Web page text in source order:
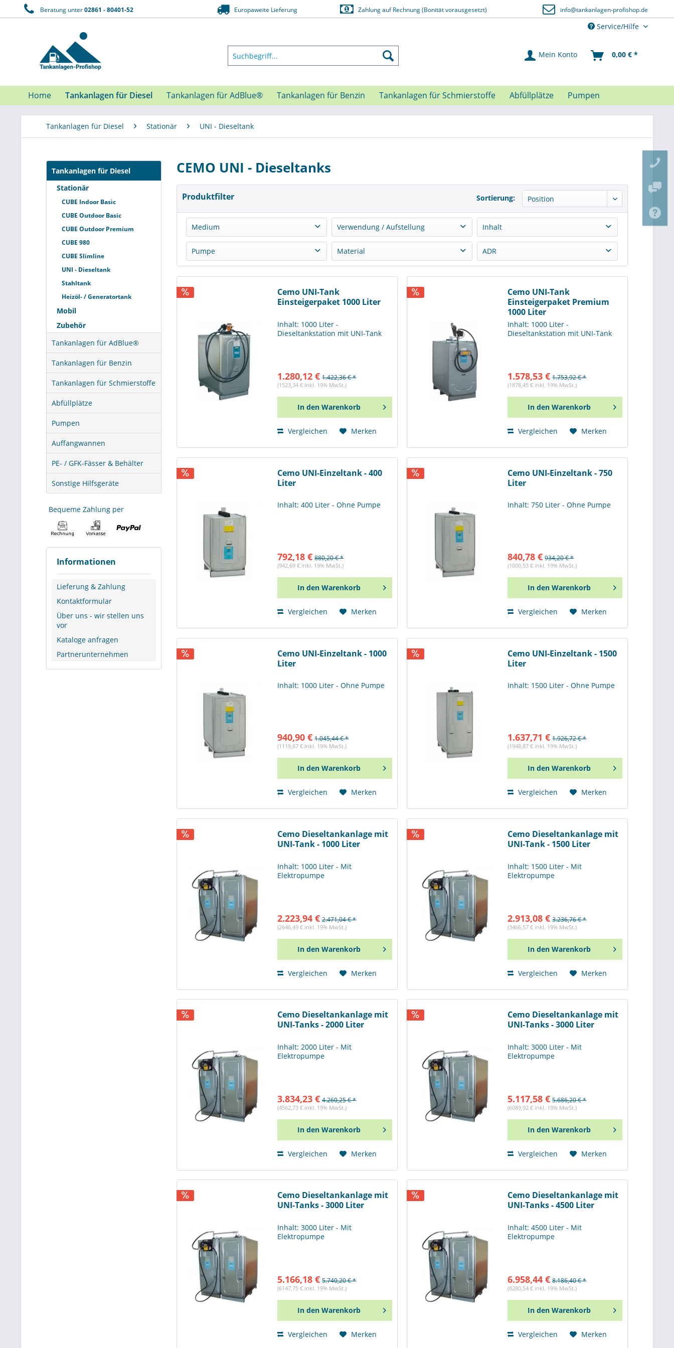
Beratung unter02861 - 80401-52 Europaweite Lieferung Zahlung auf Rechnung (Bonität vorausgesetzt) info@tankanlagen-profishop.de
Service/Hilfe
Mein Konto 0,00 € *
Home Tankanlagen für Diesel Tankanlagen für AdBlue® Tankanlagen für Benzin Tankanlagen für Schmierstoffe Abfüllplätze Pumpen
Tankanlagen für Diesel Stationär UNI - Dieseltank
Tankanlagen für Diesel
Stationär
CUBE Indoor Basic
CUBE Outdoor Basic
CUBE Outdoor Premium
CUBE 980
CUBE Slimline
UNI - Dieseltank
Stahltank
Heizöl- / Generatortank
Mobil
Zubehör
Tankanlagen für AdBlue®
Tankanlagen für Benzin
Tankanlagen für Schmierstoffe
Abfüllplätze
Pumpen
Auffangwannen
PE- / GFK-Fässer & Behälter
Sonstige Hilfsgeräte
Bequeme Zahlung per
Informationen
Lieferung & Zahlung
Kontaktformular
Über uns - wir stellen uns
vor
Kataloge anfragen
Partnerunternehmen
CEMO UNI - Dieseltanks
Produktfilter Sortierung:
Medium
Diesel
Schmierstoffe(4)
Verwendung / Aufstellung
Indoor / Innen
Outdoor / Außen(4)
Inhalt
750 Liter(1)
1000 Liter(4)
1500 Liter ( 2)
2000 Liter(1)
3000 Liter(2)
4500 Liter (1)
Pumpe
ohne Pumpe(4)
Material
Stahl(8)
ADR
OHNE ADR Zulassung(12)
Cemo UNI-Tank
Einsteigerpaket 1000 Liter
Inhalt: 1000 Liter -
Dieseltankstation mit UNI-Tank
1.280,12 € 1.422,36 € *
(1523,34 € inkl. 19% MwSt.)
In den Warenkorb
Vergleichen Merken
Cemo UNI-Tank
Einsteigerpaket Premium
1000 Liter
Inhalt: 1000 Liter -
Dieseltankstation mit UNI-Tank
1.578,53 € 1.753,92 € *
(1878,45 € inkl. 19% MwSt.)
In den Warenkorb
Vergleichen Merken
Cemo UNI-Einzeltank - 400
Liter
Inhalt: 400 Liter - Ohne Pumpe
792,18 € 880,20 € *
(942,69 € inkl. 19% MwSt.)
In den Warenkorb
Vergleichen Merken
Cemo UNI-Einzeltank - 750
Liter
Inhalt: 750 Liter - Ohne Pumpe
840,78 € 934,20 € *
(1000,53 € inkl. 19% MwSt.)
In den Warenkorb
Vergleichen Merken
Cemo UNI-Einzeltank - 1000
Liter
Inhalt: 1000 Liter - Ohne Pumpe
940,90 € 1.045,44 € *
(1119,67 € inkl. 19% MwSt.)
In den Warenkorb
Vergleichen Merken
Cemo UNI-Einzeltank - 1500
Liter
Inhalt: 1500 Liter - Ohne Pumpe
1.637,71 € 1.926,72 € *
(1948,87 € inkl. 19% MwSt.)
In den Warenkorb
Vergleichen Merken
Cemo Dieseltankanlage mit
UNI-Tank - 1000 Liter
Inhalt: 1000 Liter - Mit
Elektropumpe
2.223,94 € 2.471,04 € *
(2646,49 € inkl. 19% MwSt.)
In den Warenkorb
Vergleichen Merken
Cemo Dieseltankanlage mit
UNI-Tank - 1500 Liter
Inhalt: 1500 Liter - Mit
Elektropumpe
2.913,08 € 3.236,76 € *
(3466,57 € inkl. 19% MwSt.)
In den Warenkorb
Vergleichen Merken
Cemo Dieseltankanlage mit
UNI-Tanks - 2000 Liter
Inhalt: 2000 Liter - Mit
Elektropumpe
3.834,23 € 4.260,25 € *
(4562,73 € inkl. 19% MwSt.)
In den Warenkorb
Vergleichen Merken
Cemo Dieseltankanlage mit
UNI-Tanks - 3000 Liter
Inhalt: 3000 Liter - Mit
Elektropumpe
5.117,58 € 5.686,20 € *
(6089,92 € inkl. 19% MwSt.)
In den Warenkorb
Vergleichen Merken
Cemo Dieseltankanlage mit
UNI-Tanks - 3000 Liter
Inhalt: 3000 Liter - Mit
Elektropumpe
5.166,18 € 5.740,20 € *
(6147,75 € inkl. 19% MwSt.)
In den Warenkorb
Vergleichen Merken
Cemo Dieseltankanlage mit
UNI-Tanks - 4500 Liter
Inhalt: 4500 Liter - Mit
Elektropumpe
6.958,44 € 8.186,40 € *
(8280,54 € inkl. 19% MwSt.)
In den Warenkorb
Vergleichen Merken